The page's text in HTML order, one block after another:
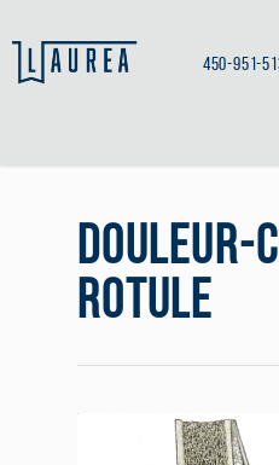
450-951-
DOULEUR-
ROTULE